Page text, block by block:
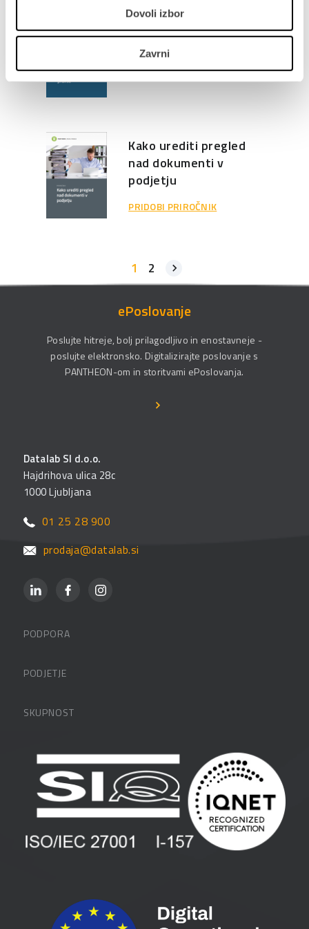
Dovoli izbor
Zavrni
Delo od doma – nasveti
in dobre prakse
PRIDOBI PRIROČNIK
Kako urediti pregled
nad dokumenti v
podjetju
PRIDOBI PRIROČNIK
1 2
ePoslovanje
Poslujte hitreje, bolj prilagodljivo in enostavneje -
poslujte elektronsko. Digitalizirajte poslovanje s
PANTHEON-om in storitvami ePoslovanja.
Datalab SI d.o.o.
Hajdrihova ulica 28c
1000 Ljubljana
01 25 28 900
prodaja@datalab.si
PODPORA
FAQ – pogosta vprašanja
PODJETJE
Zaposlitev
Vlagatelji
Pogoji in pogodbe
SKUPNOST
Blog
Spletni seminarji